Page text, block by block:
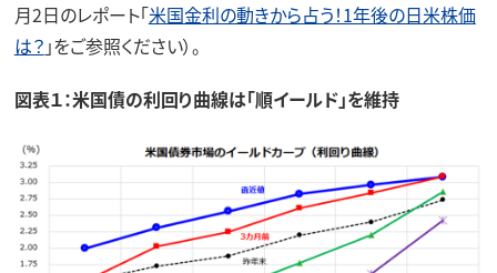
月2日のレポート「米国金利の動きから占う！1年後の日米株価
は？ 」をご参照ください）。
図表１：米国債の利回り曲線は「順イールド」を維持